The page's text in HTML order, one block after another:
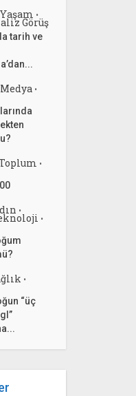
Yaşam •
Görüş
tarih ve
Medya •
•
•
•
•
“üç